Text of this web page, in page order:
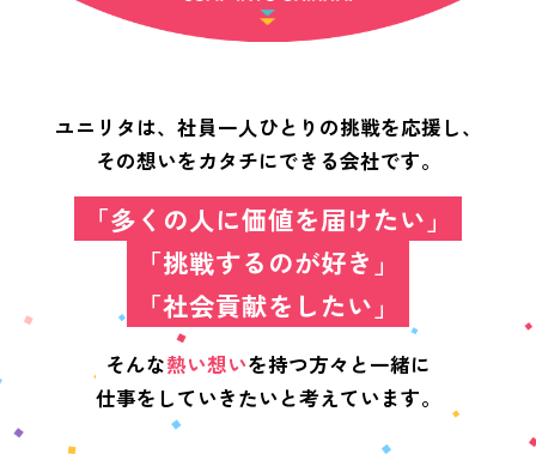
ユニリタは、社員一人ひとりの挑戦を応援し、
その想いをカタチにできる会社です。
「多くの人に価値を届けたい」
「挑戦するのが好き」
「社会貢献をしたい」
そんな熱い想いを持つ方々と一緒に
仕事をしていきたいと考えています。